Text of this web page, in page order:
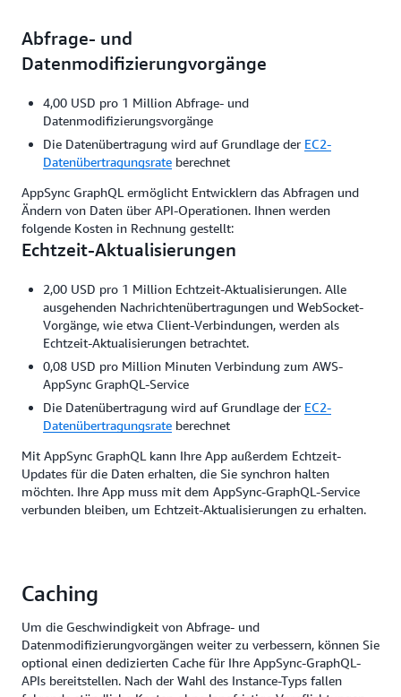
Abfrage- und
Datenmodifizierungvorgänge
4,00 USD pro 1 Million Abfrage- und
Datenmodifizierungsvorgänge
Die Datenübertragung wird auf Grundlage der EC2-
Datenübertragungsrate berechnet
AppSync GraphQL ermöglicht Entwicklern das Abfragen und
Ändern von Daten über API-Operationen. Ihnen werden
folgende Kosten in Rechnung gestellt:
Echtzeit-Aktualisierungen
2,00 USD pro 1 Million Echtzeit-Aktualisierungen. Alle
ausgehenden Nachrichtenübertragungen und WebSocket-
Vorgänge, wie etwa Client-Verbindungen, werden als
Echtzeit-Aktualisierungen betrachtet.
0,08 USD pro Million Minuten Verbindung zum AWS-
AppSync GraphQL-Service
Die Datenübertragung wird auf Grundlage der EC2-
Datenübertragungsrate berechnet
Mit AppSync GraphQL kann Ihre App außerdem Echtzeit-
Updates für die Daten erhalten, die Sie synchron halten
möchten. Ihre App muss mit dem AppSync-GraphQL-Service
verbunden bleiben, um Echtzeit-Aktualisierungen zu erhalten.
Caching
Um die Geschwindigkeit von Abfrage- und
Datenmodifizierungvorgängen weiter zu verbessern, können Sie
optional einen dedizierten Cache für Ihre AppSync-GraphQL-
APIs bereitstellen. Nach der Wahl des Instance-Typs fallen